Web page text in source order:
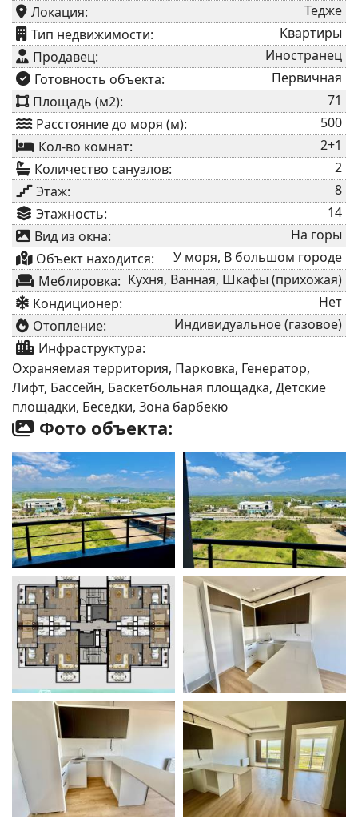
Локация:
Тедже
⁠Тип недвижимости:
Квартиры
Продавец:
Иностранец
⁠Готовность объекта:
Первичная
Площадь (м2):
71
Расстояние до моря (м):
500
Кол-во комнат:
2+1
Количество санузлов:
2
Этаж:
8
Этажность:
14
Вид из окна:
На горы
Объект находится:
У моря, В большом городе
Меблировка: Кухня, Ванная, Шкафы (прихожая)
Кондиционер:
Нет
Отопление:
Индивидуальное (газовое)
Инфраструктура:
Охраняемая территория, Парковка, Генератор,
Лифт, Бассейн, Баскетбольная площадка, Детские
площадки, Беседки, Зона барбекю
Фото объекта: